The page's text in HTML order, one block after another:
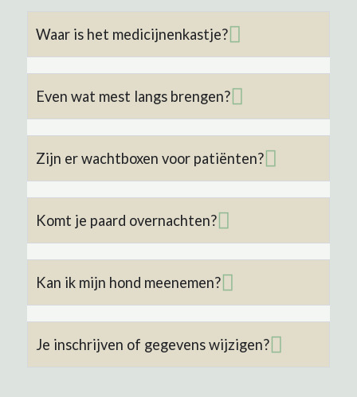
Waar is het medicijnenkastje?
Even wat mest langs brengen?
Zijn er wachtboxen voor patiënten?
Komt je paard overnachten?
Kan ik mijn hond meenemen?
Je inschrijven of gegevens wijzigen?